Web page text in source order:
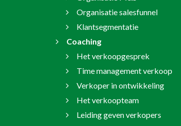
Organisatie salesfunnel
Klantsegmentatie
Coaching
Het verkoopgesprek
Time management verkoop
Verkoper in ontwikkeling
Het verkoopteam
Leiding geven verkopers